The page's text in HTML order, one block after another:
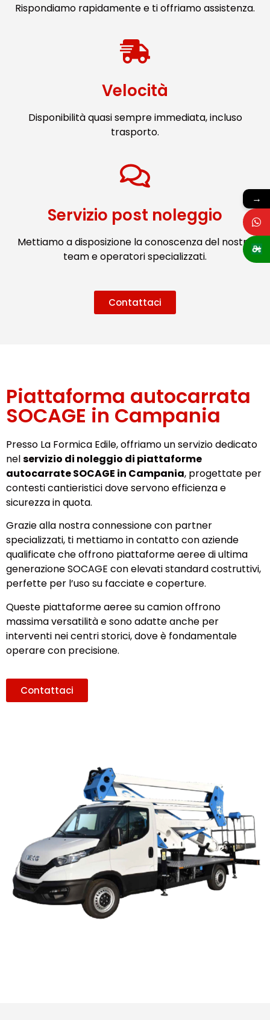
Rispondiamo rapidamente e ti offriamo assistenza.
Velocità
Disponibilità quasi sempre immediata, incluso
trasporto.
Servizio post noleggio
Mettiamo a disposizione la conoscenza del nostro
team e operatori specializzati.
Contattaci
Piattaforma autocarrata
SOCAGE in Campania
Presso La Formica Edile, offriamo un servizio dedicato
nelservizio di noleggio di piattaforme
autocarrate SOCAGE in Campania, progettate per
contesti cantieristici dove servono efficienza e
sicurezza in quota.
Grazie alla nostra connessione con partner
specializzati, ti mettiamo in contatto con aziende
qualificate che offrono piattaforme aeree di ultima
generazione SOCAGE con elevati standard costruttivi,
perfette per l’uso su facciate e coperture.
Queste piattaforme aeree su camion offrono
massima versatilità e sono adatte anche per
interventi nei centri storici, dove è fondamentale
operare con precisione.
Contattaci
→